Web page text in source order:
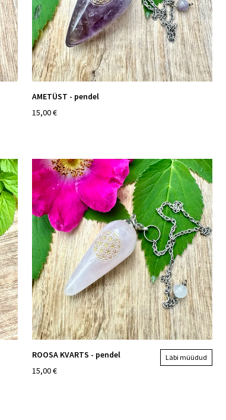
AMETÜST - pendel
15,00 €
ROOSA KVARTS - pendel
15,00 €
Läbi müüdud